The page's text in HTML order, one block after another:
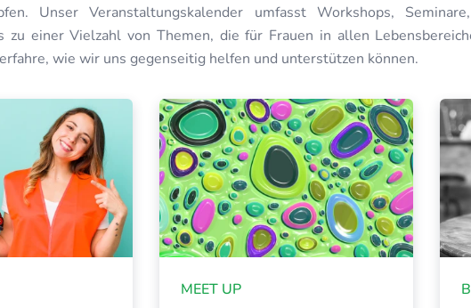
Unser Veranstaltungskalender umfasst Workshops,
zu einer Vielzahl von Themen, die für Frauen in allen
wie wir uns gegenseitig helfen und unterstützen können.
WIRTSCHAFTSFRAUEN
MEET UP